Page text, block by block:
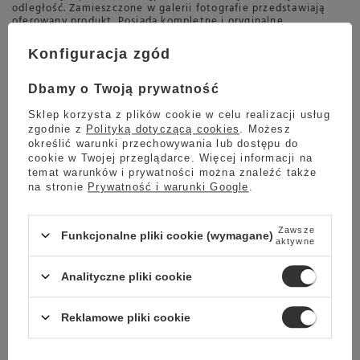
odległość. Zamieszczone w galerii fotografie przedstawiają
oferowany produkt. Posiada kompletne i oryginalne
Urządzenie używane, nosi normalne ślady użytkowania.
Urządzenie posiada nieco zniszczone opakowanie zewnętrzne
Ekspres posiada delikatne rysy widoczne na zdjęciach na
następujących elementach: pokrywa młynka, taca ociekowa,
delikatne plamy na przedniej obudowie pod wylewką kawy,
rysa na górnej, bocznej obudowie. Porysowany dodatkowy
zbiornik na mleko, rysy nie są widoczne na zdjęciach.
Numer seryjny: TW902342062758
Symbol
OUTLET_16543
Gwarancja producenta -
Przeznaczenie
Konfiguracja zgód
Dbamy o Twoją prywatność
Sklep korzysta z plików cookie w celu realizacji usług
zgodnie z Polityką dotyczącą cookies
. Możesz
określić warunki przechowywania lub dostępu do
cookie w Twojej przeglądarce. Więcej informacji na
temat warunków i prywatności można znaleźć także
na stronie Prywatność i warunki Google
Funkcjonalne pliki cookie (wymagane) Zawsze
aktywne
Analityczne pliki cookie
Reklamowe pliki cookie